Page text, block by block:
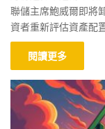
聯儲主席鮑威爾即將
資者重新評估資產配
閱讀更多